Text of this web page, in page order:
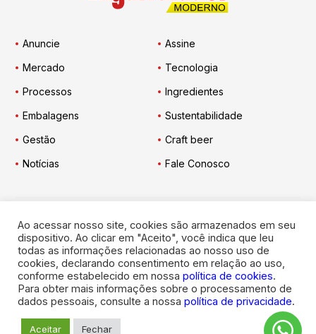
Anuncie
Assine
Mercado
Tecnologia
Processos
Ingredientes
Embalagens
Sustentabilidade
Gestão
Craft beer
Notícias
Fale Conosco
Engarrafador Moderno nas Redes:
. Todos os direitos reservados.
Ao acessar nosso site, cookies são armazenados em seu
dispositivo. Ao clicar em "Aceito", você indica que leu
todas as informações relacionadas ao nosso uso de
cookies, declarando consentimento em relação ao uso,
conforme estabelecido em nossa política de cookies.
Para obter mais informações sobre o processamento de
dados pessoais, consulte a nossa política de privacidade.
Aceitar Fechar